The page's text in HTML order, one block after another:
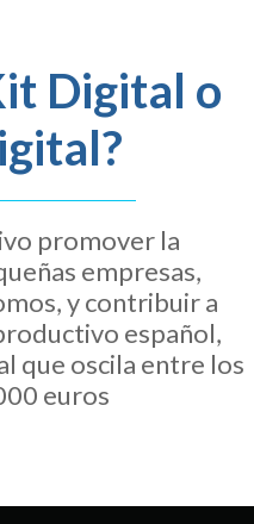
Digital o
promover la
empresas,
y contribuir a
español,
que oscila entre los
euros